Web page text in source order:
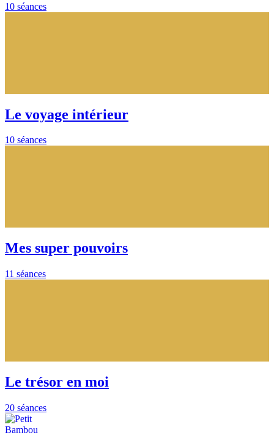
10 séances
Le voyage intérieur
10 séances
Mes super pouvoirs
11 séances
Le trésor en moi
20 séances